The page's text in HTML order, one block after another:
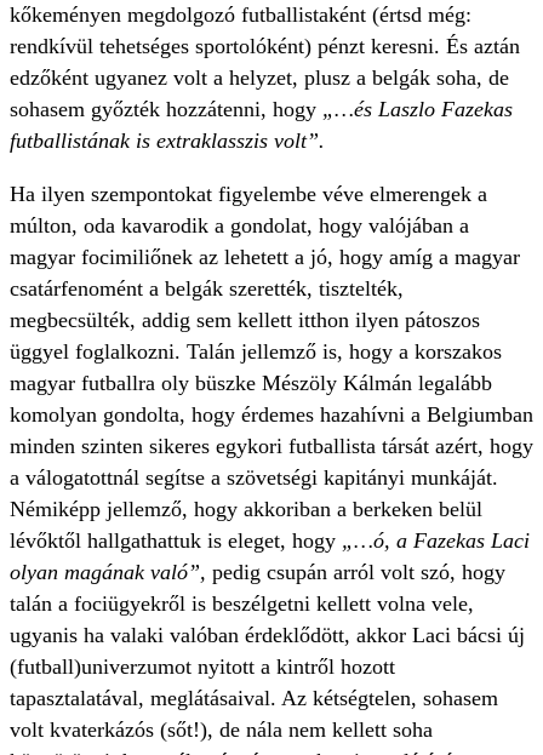
kőkeményen megdolgozó futballistaként (értsd még:
rendkívül tehetséges sportolóként) pénzt keresni. És aztán
edzőként ugyanez volt a helyzet, plusz a belgák soha, de
sohasem győzték hozzátenni, hogy „…és Laszlo Fazekas
futballistának is extraklasszis volt”.
Ha ilyen szempontokat figyelembe véve elmerengek a
múlton, oda kavarodik a gondolat, hogy valójában a
magyar focimiliőnek az lehetett a jó, hogy amíg a magyar
csatárfenomént a belgák szerették, tisztelték,
megbecsülték, addig sem kellett itthon ilyen pátoszos
üggyel foglalkozni. Talán jellemző is, hogy a korszakos
magyar futballra oly büszke Mészöly Kálmán legalább
komolyan gondolta, hogy érdemes hazahívni a Belgiumban
minden szinten sikeres egykori futballista társát azért, hogy
a válogatottnál segítse a szövetségi kapitányi munkáját.
Némiképp jellemző, hogy akkoriban a berkeken belül
lévőktől hallgathattuk is eleget, hogy „…ó, a Fazekas Laci
olyan magának való”, pedig csupán arról volt szó, hogy
talán a fociügyekről is beszélgetni kellett volna vele,
ugyanis ha valaki valóban érdeklődött, akkor Laci bácsi új
(futball)univerzumot nyitott a kintről hozott
tapasztalatával, meglátásaival. Az kétségtelen, sohasem
volt kvaterkázós (sőt!), de nála nem kellett soha